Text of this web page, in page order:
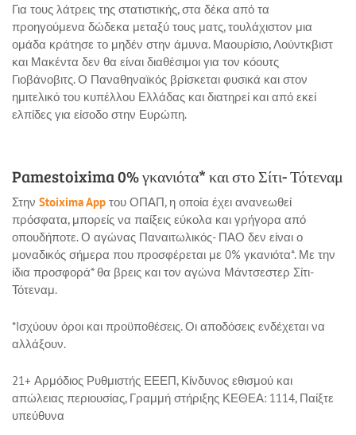
Για τους λάτρεις της στατιστικής, στα δέκα από τα
προηγούμενα δώδεκα μεταξύ τους ματς, τουλάχιστον μια
ομάδα κράτησε το μηδέν στην άμυνα. Μαουρίσιο, Λούντκβιστ
και Μακέντα δεν θα είναι διαθέσιμοι για τον κόουτς
Γιοβάνοβιτς. Ο Παναθηναϊκός βρίσκεται φυσικά και στον
ημιτελικό του κυπέλλου Ελλάδας και διατηρεί και από εκεί
ελπίδες για είσοδο στην Ευρώπη.
Pamestoixima 0% γκανιότα* και στο Σίτι- Τότεναμ
Στην Stoixima App του ΟΠΑΠ, η οποία έχει ανανεωθεί
πρόσφατα, μπορείς να παίξεις εύκολα και γρήγορα από
οπουδήποτε. Ο αγώνας Παναιτωλικός- ΠΑΟ δεν είναι ο
μοναδικός σήμερα που προσφέρεται με 0% γκανιότα*. Με την
ίδια προσφορά* θα βρεις και τον αγώνα Μάντσεστερ Σίτι-
Τότεναμ.
*Iσχύουν όροι και προϋποθέσεις. Οι αποδόσεις ενδέχεται να
αλλάξουν.
21+ Αρμόδιος Ρυθμιστής ΕΕΕΠ, Κίνδυνος εθισμού και
απώλειας περιουσίας, Γραμμή στήριξης ΚΕΘΕΑ: 1114, Παίξτε
υπεύθυνα